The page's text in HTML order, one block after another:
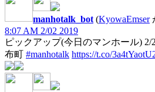
manhotalk_bot (KyowaEmser
8:07 AM 2/02 2019
ピックアップ(今日のマンホール)
布町 #manhotalk https://t.co/